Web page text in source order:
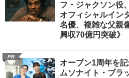
フ・ジャクソン役
オフィシャルイン
名優、複雑な父親
興収70億円突破》
PR
オープン1周年を
ムソナイト・ブラ